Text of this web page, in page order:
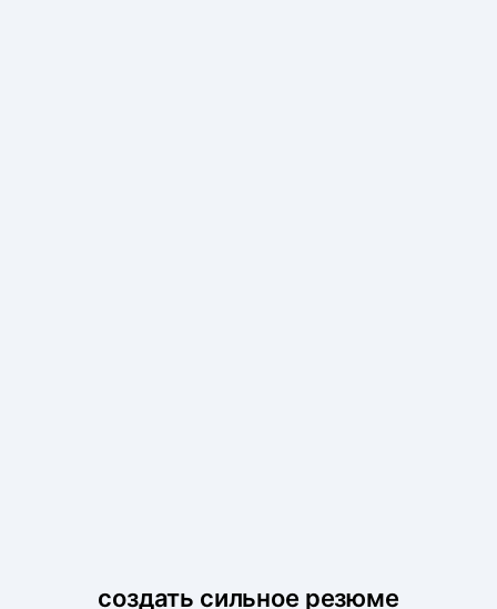
создать сильное резюме